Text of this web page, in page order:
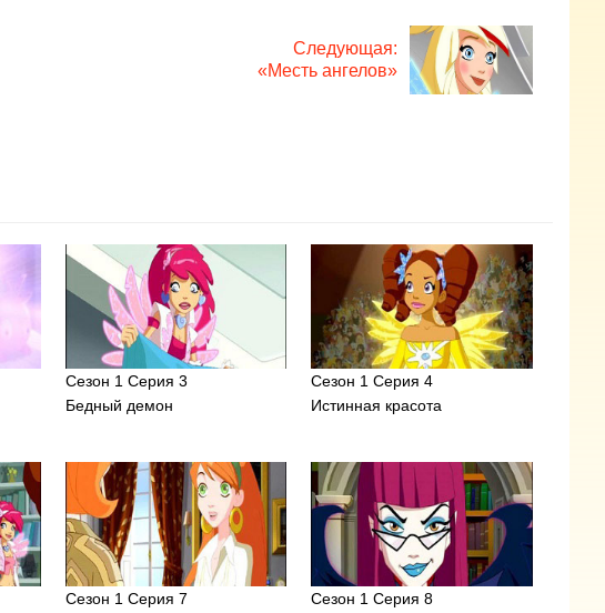
Следующая:
«Месть ангелов»
Сезон 1 Серия 3
Бедный демон
Сезон 1 Серия 4
Истинная красота
Сезон 1 Серия 7
Сезон 1 Серия 8